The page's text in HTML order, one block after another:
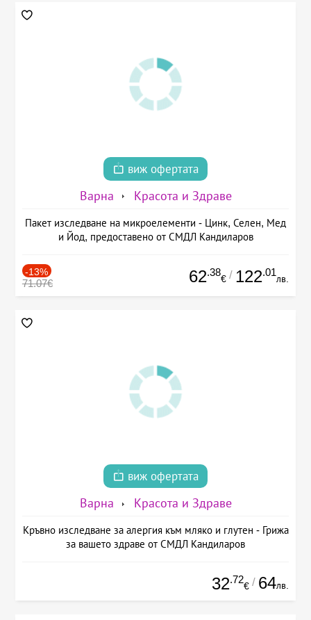
виж офертата
Варна Красота и Здраве
Пакет изследване на микроелементи - Цинк, Селен, Мед
и Йод, предоставено от СМДЛ Кандиларов
-13%
71.07€ 62.38
€ / 122.01
лв.
виж офертата
Варна Красота и Здраве
Кръвно изследване за алергия към мляко и глутен - Грижа
за вашето здраве от СМДЛ Кандиларов
32.72
€ / 64лв.